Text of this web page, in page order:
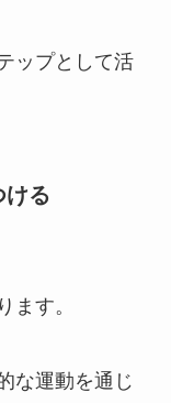
ップとして活
ける
ます。
な運動を通じ